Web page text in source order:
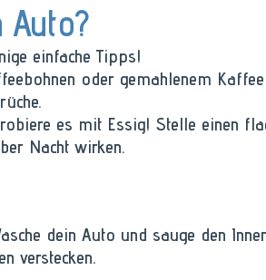
Auto?
einfache Tipps!
oder gemahlenem
es mit Essig! Stelle einen
Nacht wirken.
dein Auto und sauge den
verstecken.